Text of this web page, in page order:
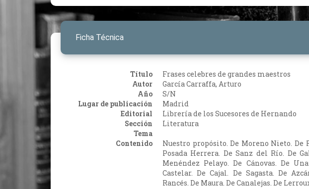
Ficha Técnica
Título
Frases celebres de grandes maestros
Autor
García Carraffa, Arturo
Año
S/N
Lugar de publicación
Madrid
Editorial
Librería de los Sucesores de Hernando
Sección
Literatura
Tema
Contenido
Nuestro propósito. De Moreno Nieto. De
Posada Herrera. De Sanz del Río. De
Menéndez Pelayo. De Cánovas. De
Castelar. De Cajal. De Sagasta. De
Rancés. De Maura. De Canalejas. De